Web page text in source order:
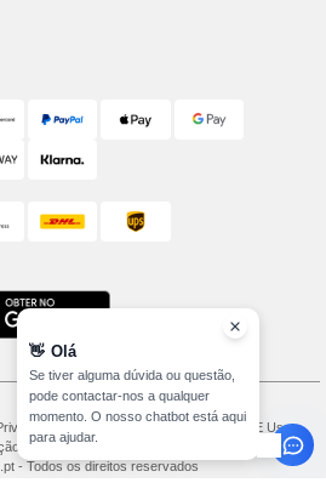
Condições Gerais De Acesso E Uso-
-Política de cookies
Copyright
- Todos os direitos reservados
👋 Olá
Se tiver alguma dúvida ou questão,
pode contactar-nos a qualquer
momento. O nosso chatbot está aqui
para ajudar.